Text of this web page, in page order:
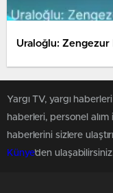
Uraloğlu: Zengezur
Yargı TV, yargı
haberleri, personel
haberlerini sizlere
Künye'den